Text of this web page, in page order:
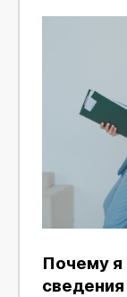
Почему
сведения